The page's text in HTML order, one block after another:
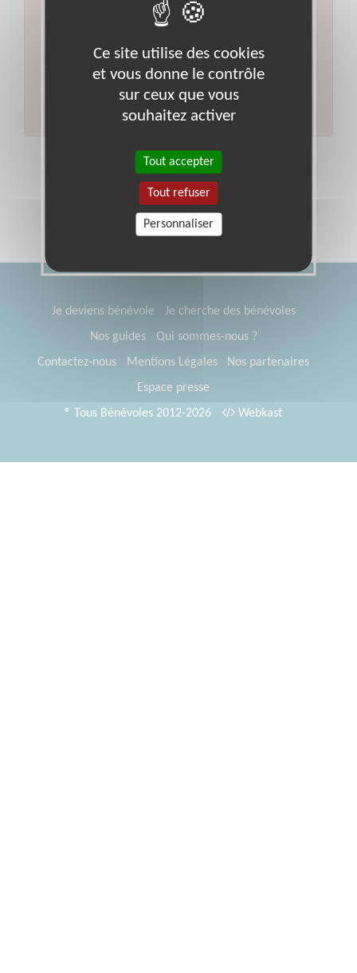
Visite à domicile
Ville : Vulaines-sur-seine
Veuillez indiquer moins de critères et/ou remplacer
votre code postal par celui de votre département.
Effectuer une nouvelle recherche
Je deviens bénévole
Je cherche des bénévoles
Nos guides
Qui sommes-nous ?
Contactez-nous
Mentions Légales
Nos partenaires
Espace presse
® Tous Bénévoles 2012-2026
Webkast
Ce site utilise des cookies
et vous donne le contrôle
sur ceux que vous
souhaitez activer
Tout accepter
Tout refuser
Personnaliser